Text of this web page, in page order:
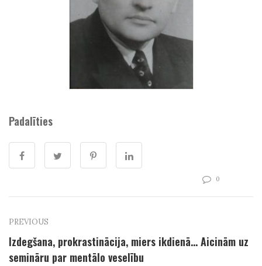
Padalīties
0
PREVIOUS
Izdegšana, prokrastinācija, miers ikdienā… Aicinām uz
semināru par mentālo veselību